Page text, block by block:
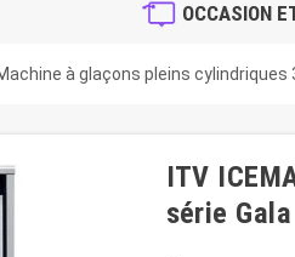
OCCASION
à glaçons pleins cylindriques
ITV
série Gala